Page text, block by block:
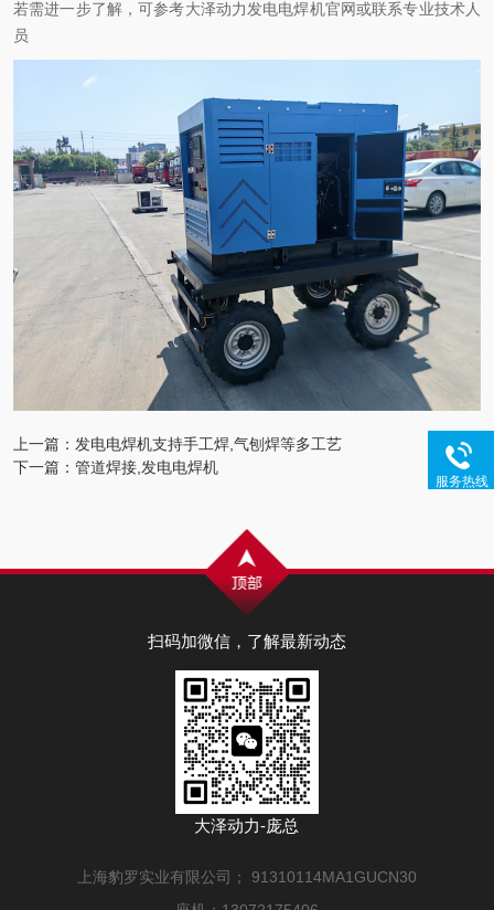
若需进一步了解，可参考大泽动力发电电焊机官网或联系专业技术人
员‌
上一篇 ： 发电电焊机支持手工焊,气刨焊等多工艺
下一篇 ： 管道焊接,发电电焊机
扫码加微信，了解最新动态
大泽动力-庞总
上海豹罗实业有限公司； 91310114MA1GUCN30
服务热线